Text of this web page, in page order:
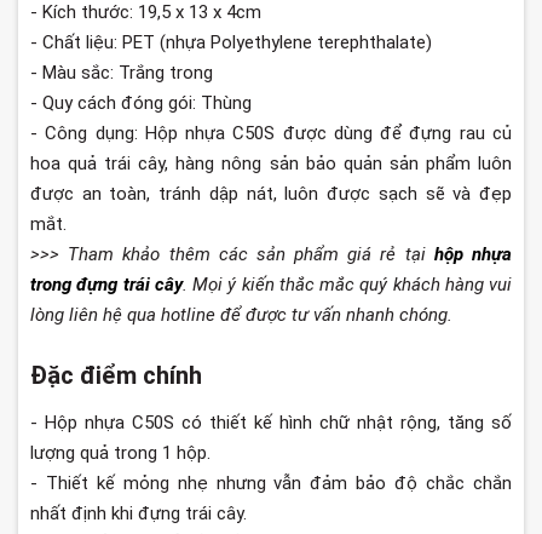
- Kích thước: 19,5 x 13 x 4cm
- Chất liệu: PET (nhựa Polyethylene terephthalate)
- Màu sắc: Trắng trong
- Quy cách đóng gói: Thùng
- Công dụng: Hộp nhựa C50S được dùng để đựng rau củ
hoa quả trái cây, hàng nông sản bảo quản sản phẩm luôn
được an toàn, tránh dập nát, luôn được sạch sẽ và đẹp
mắt.
>>> Tham khảo thêm các sản phẩm giá rẻ tại hộp nhựa
trong đựng trái cây. Mọi ý kiến thắc mắc quý khách hàng vui
lòng liên hệ qua hotline để được tư vấn nhanh chóng.
Đặc điểm chính
- Hộp nhựa C50S có thiết kế hình chữ nhật rộng, tăng số
lượng quả trong 1 hộp.
- Thiết kế mỏng nhẹ nhưng vẫn đảm bảo độ chắc chắn
nhất định khi đựng trái cây.